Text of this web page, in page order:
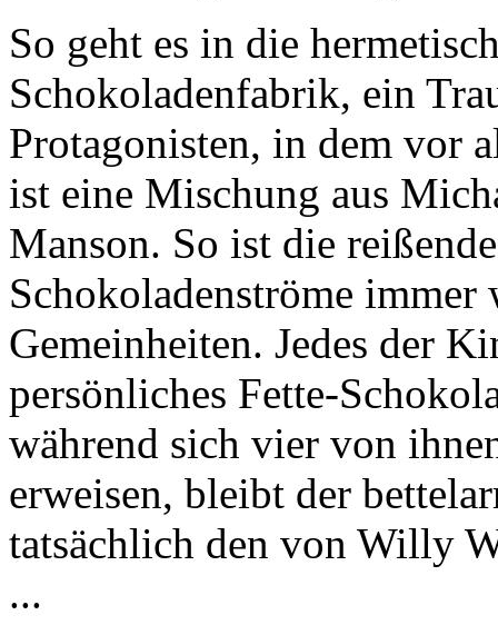
So geht es in die
Schokoladenfabrik, ein
Protagonisten, in dem vor
ist eine Mischung aus
Manson. So ist die
Schokoladenströme immer
Gemeinheiten. Jedes der
persönliches Fette-
während sich vier von
erweisen, bleibt der
tatsächlich den von Willy
...